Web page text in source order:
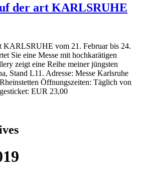
der art KARLSRUHE
KARLSRUHE vom 21. Februar bis 24.
Sie eine Messe mit hochkarätigen
zeigt eine Reihe meiner jüngsten
Stand L11. Adresse: Messe Karlsruhe
Öffnungszeiten: Täglich von
EUR 23,00